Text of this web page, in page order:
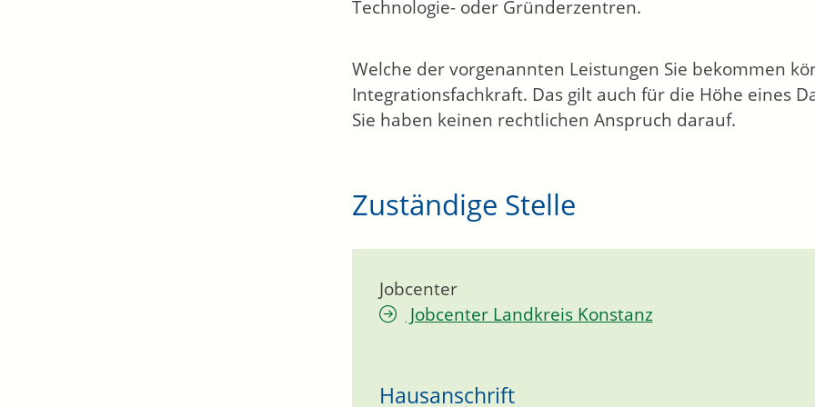
Technologie- oder Gründerzentren.
Welche der vorgenannten Leistungen Sie bekommen
Integrationsfachkraft. Das gilt auch für die Höhe eines
Sie haben keinen rechtlichen Anspruch darauf.
Zuständige Stelle
Jobcenter
Jobcenter Landkreis Konstanz
Hausanschrift